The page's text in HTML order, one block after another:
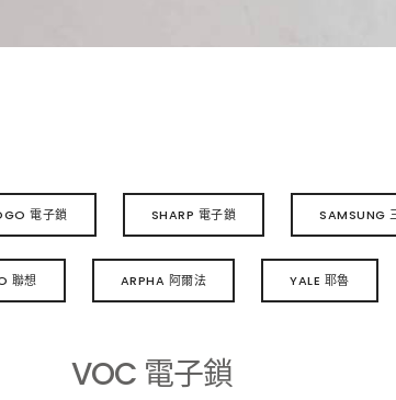
電子鎖 SHARP 電子鎖 SAMSUNG
聯想 ARPHA 阿爾法 YALE 耶魯
VOC 電子鎖